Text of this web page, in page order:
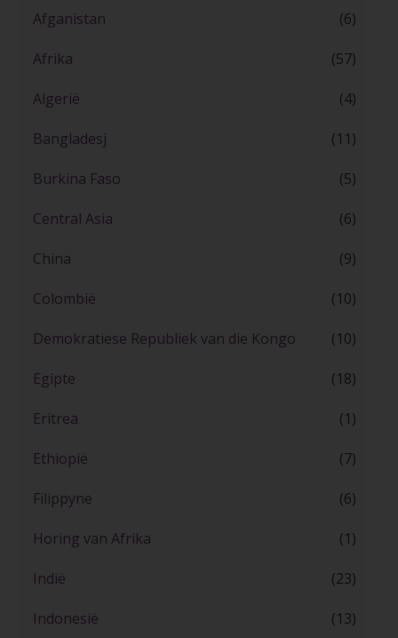
Afganistan (6)
Afrika (57)
Algerië (4)
Bangladesj (11)
Burkina Faso (5)
Central Asia (6)
China (9)
Colombië (10)
Demokratiese Republiek van die Kongo (10)
Egipte (18)
Eritrea (1)
Ethiopië (7)
Filippyne (6)
Horing van Afrika (1)
Indië (23)
Indonesië (13)